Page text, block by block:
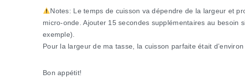
Notes: Le temps de cuisson va dépendre de la largeur et
micro-onde. Ajouter 15 secondes supplémentaires au besoin
exemple).
Pour la largeur de ma tasse, la cuisson parfaite était
Bon appétit!